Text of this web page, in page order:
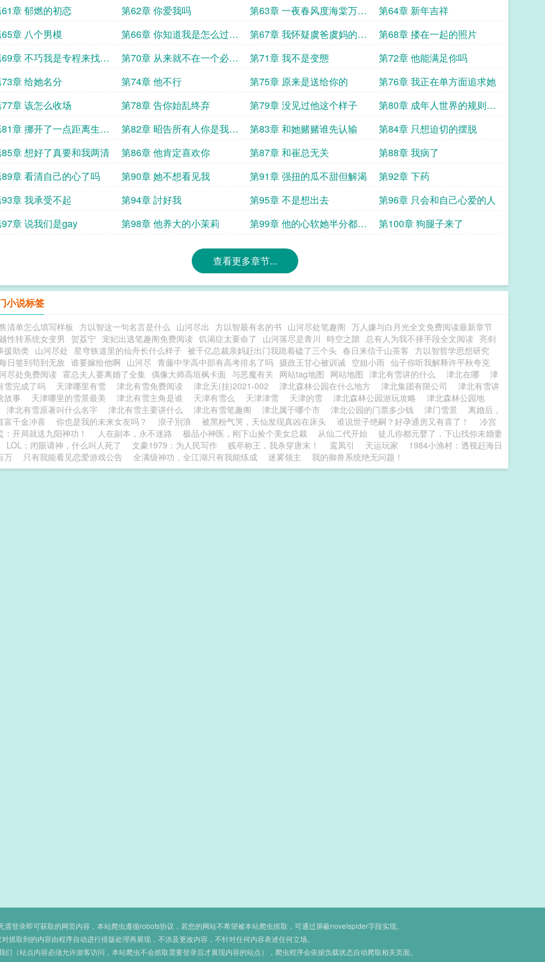
章 郁燃的初恋
第62章 你爱我吗
第63章 一夜春风度海棠万般
娇
第64章 新年吉祥
章 八个男模
第66章 你知道我是怎么过的
吗
第67章 我怀疑虞爸虞妈的死
和陆家有关
第68章 搂在一起的照片
章 不巧我是专程来找你
第70章 从来就不在一个必选
项里
第71章 我不是变態
第72章 他能满足你吗
章 给她名分
第74章 他不行 第75章 原来是送给你的
第76章 我正在单方面追求她
章 该怎么收场
第78章 告你始乱终弃 第79章 没见过他这个样子
第80章 成年人世界的规则不
联繫就代表分开
章 挪开了一点距离生分
第82章 昭告所有人你是我的
人
第83章 和她赌赌谁先认输
第84章 只想迫切的摆脱
章 想好了真要和我两清
第86章 他肯定喜欢你 第87章 和崔总无关
第88章 我病了
章 看清自己的心了吗
第90章 她不想看见我 第91章 强扭的瓜不甜但解渴
第92章 下药
章 我承受不起
第94章 討好我 第95章 不是想出去
第96章 只会和自己心爱的人
章 说我们是gay
第98章 他养大的小茉莉
第99章 他的心软她半分都不
第100章 狗腿子来了
查看更多章节...
小说标签
清单怎么填写样板 方以智这一句名言是什么 山河尽出 方以智最有名的书 山河尽处笔趣阁 万人嫌与白月光全文免费阅读最新章节
性转系统女变男
贺荔宁 宠妃出逃笔趣阁免费阅读 饥渴症太要命了 山河落尽是青川 時空之隙 总有人为我不择手段全文阅读 亮剑
援助类 山河尽处 星穹铁道里的仙舟长什么样子 被千亿总裁亲妈赶出门我跪着磕了三个头 春日来信千山茶客 方以智哲学思想研究
日签到苟到无敌 谁要嫁给他啊 山河尽 青藤中学高中部有高考排名了吗 摄政王甘心被训诫 空姐小雨 仙子你听我解释许平秋夸克
尽处免费阅读 霍总夫人要离婚了全集 偶像大师高垣枫卡面 与恶魔有关 网站tag地图 网站地图 津北有雪讲的什么 津北在哪
津
雪完成了吗
天津哪里有雪 津北有雪免费阅读 津北天(挂)2021-002 津北森林公园在什么地方 津北集团有限公司
津北有雪讲
故事
天津哪里的雪景最美 津北有雪主角是谁 天津有雪么 天津津雪 天津的雪 津北森林公园游玩攻略
津北森林公园地
津北有雪原著叫什么名字 津北有雪主要讲什么 津北有雪笔趣阁 津北属于哪个市 津北公园的门票多少钱 津门雪景
离婚后，
富千金冲喜
你也是我的未来女友吗？ 浪子別浪 被黑粉气哭，天仙发现真凶在床头 谁说世子绝嗣？好孕通房又有喜了！
冷宫
：开局就送九阳神功！
人在副本，永不迷路 极品小神医，刚下山捡个美女总裁 从仙二代开始
徒儿你都元婴了，下山找你未婚妻
LOL：闭眼请神，什么叫人死了 文豪1979：为人民写作 贱卒称王，我杀穿唐末！ 鸾凤引 天运玩家
1984小渔村：透视赶海日
万
只有我能看见恋爱游戏公告 全满级神功，全江湖只有我能练成 迷雾领主 我的御兽系统绝无问题！
登录即可获取的网页内容，本站爬虫遵循robots协议，若您的网站不希望被本站爬虫抓取，可通过屏蔽novelspider字段实现。
抓取到的内容由程序自动进行排版处理再展现，不涉及更改内容，不针对任何内容表述任何立场。
们（站点内容必须允许游客访问，本站爬虫不会抓取需要登录后才展现内容的站点），爬虫程序会依据负载状态自动爬取相关页面。